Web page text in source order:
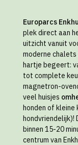
Europarcs
plek direct aan
uitzicht vanuit
moderne
hartje begeert:
tot complete
magnetron-
veel huisjes
honden of kleine
binnen 15-20
centrum van